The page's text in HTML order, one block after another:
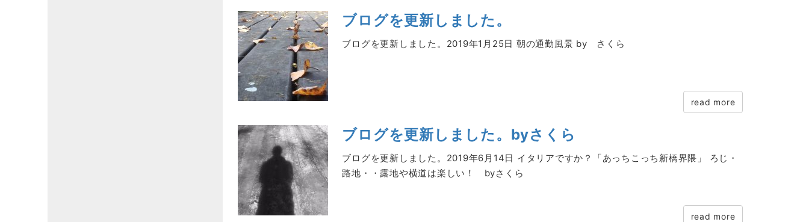
ブログを更新しました。
ブログを更新しました。2019年1月25日 朝の通勤風景 by さくら
read more
ブログを更新しました。byさくら
ブログを更新しました。2019年6月14日 イタリアですか？「あっちこっち新橋界隈」 ろじ・
路地・・露地や横道は楽しい！ byさくら
read more